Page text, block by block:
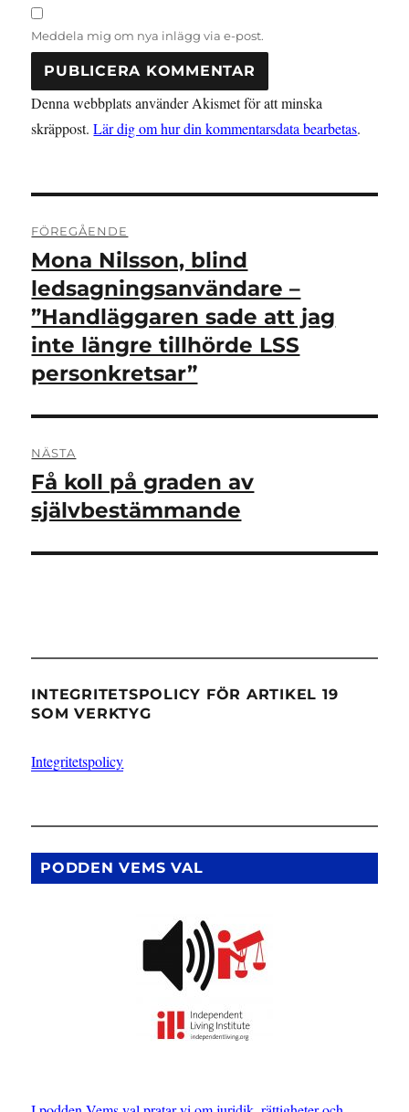
Meddela mig om nya inlägg via e-post.
Denna webbplats använder Akismet för att minska
skräppost.Lär dig om hur din kommentarsdata bearbetas.
FÖREGÅENDE
Föregående
inlägg:
Mona Nilsson, blind
ledsagningsanvändare –
”Handläggaren sade att jag
inte längre tillhörde LSS
personkretsar”
NÄSTA
Nästa
inlägg:
Få koll på graden av
självbestämmande
INTEGRITETSPOLICY FÖR ARTIKEL 19
SOM VERKTYG
Integritetspolicy
PODDEN VEMS VAL